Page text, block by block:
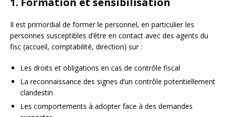
Il est primordial de former le personnel, en particulier les
personnes susceptibles d’être en contact avec des agents du
fisc (accueil, comptabilité, direction) sur :
Les droits et obligations en cas de contrôle fiscal
La reconnaissance des signes d’un contrôle potentiellement
clandestin
Les comportements à adopter face à des demandes